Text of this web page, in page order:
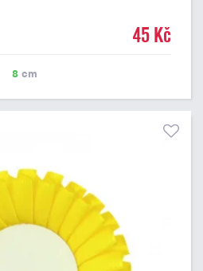
45 Kč
8 cm